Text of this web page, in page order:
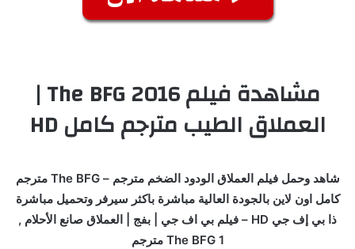
مشاهدة فيلم The BFG 2016 |
العملاق الطيب مترجم كامل HD
شاهد وحمل فيلم العملاق الودود الضخم مترجم – The BFG مترجم
كامل اون لاين بالجودة العالية مباشرة باكثر سيرفر وتحميل مباشرة
ذا بي إف جي HD – فيلم بي اف جي | بفج | العملاق صانع الأحلام ,
The BFG 1 مترجم